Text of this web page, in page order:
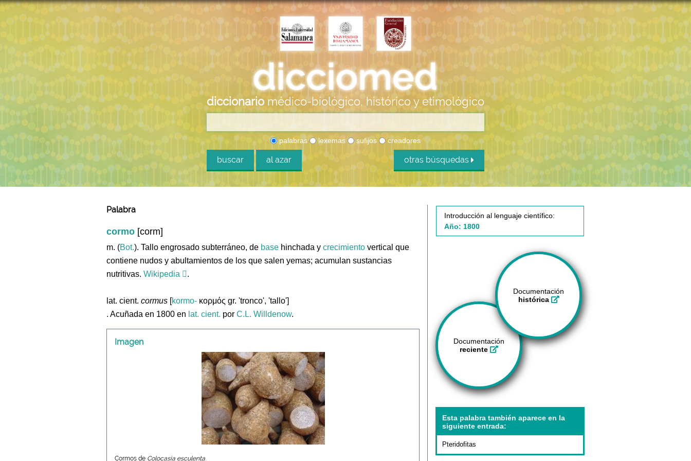
diccionario médico-biológico, histórico y etimológico
palabras lexemas sufijos creadores
buscar al azar otras búsquedas
Palabra
cormo [corm]
m. (Bot.). Tallo engrosado subterráneo, de base hinchada y crecimiento vertical que
contiene nudos y abultamientos de los que salen yemas; acumulan sustancias
nutritivas. Wikipedia .
lat. cient. cormus [kormo- κορμός gr. 'tronco', 'tallo']
. Acuñada en 1800 en lat. cient. por C.L. Willdenow.
Imagen
Cormos de Colocasia esculenta.
Introducción al lenguaje científico:
Año: 1800
Documentación
histórica
Documentación
reciente
Esta palabra también aparece en la
siguiente entrada:
Pteridofitas